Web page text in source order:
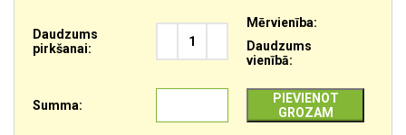
Daudzums
pirkšanai:
Mērvienība:
Daudzums
vienībā:
Summa:
PIEVIENOT
GROZAM